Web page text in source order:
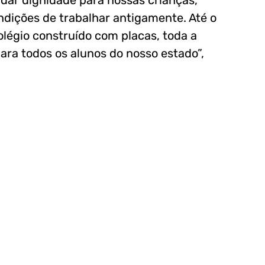
de trabalhar antigamente. Até o
construído com placas, toda a
todos os alunos do nosso estado”,